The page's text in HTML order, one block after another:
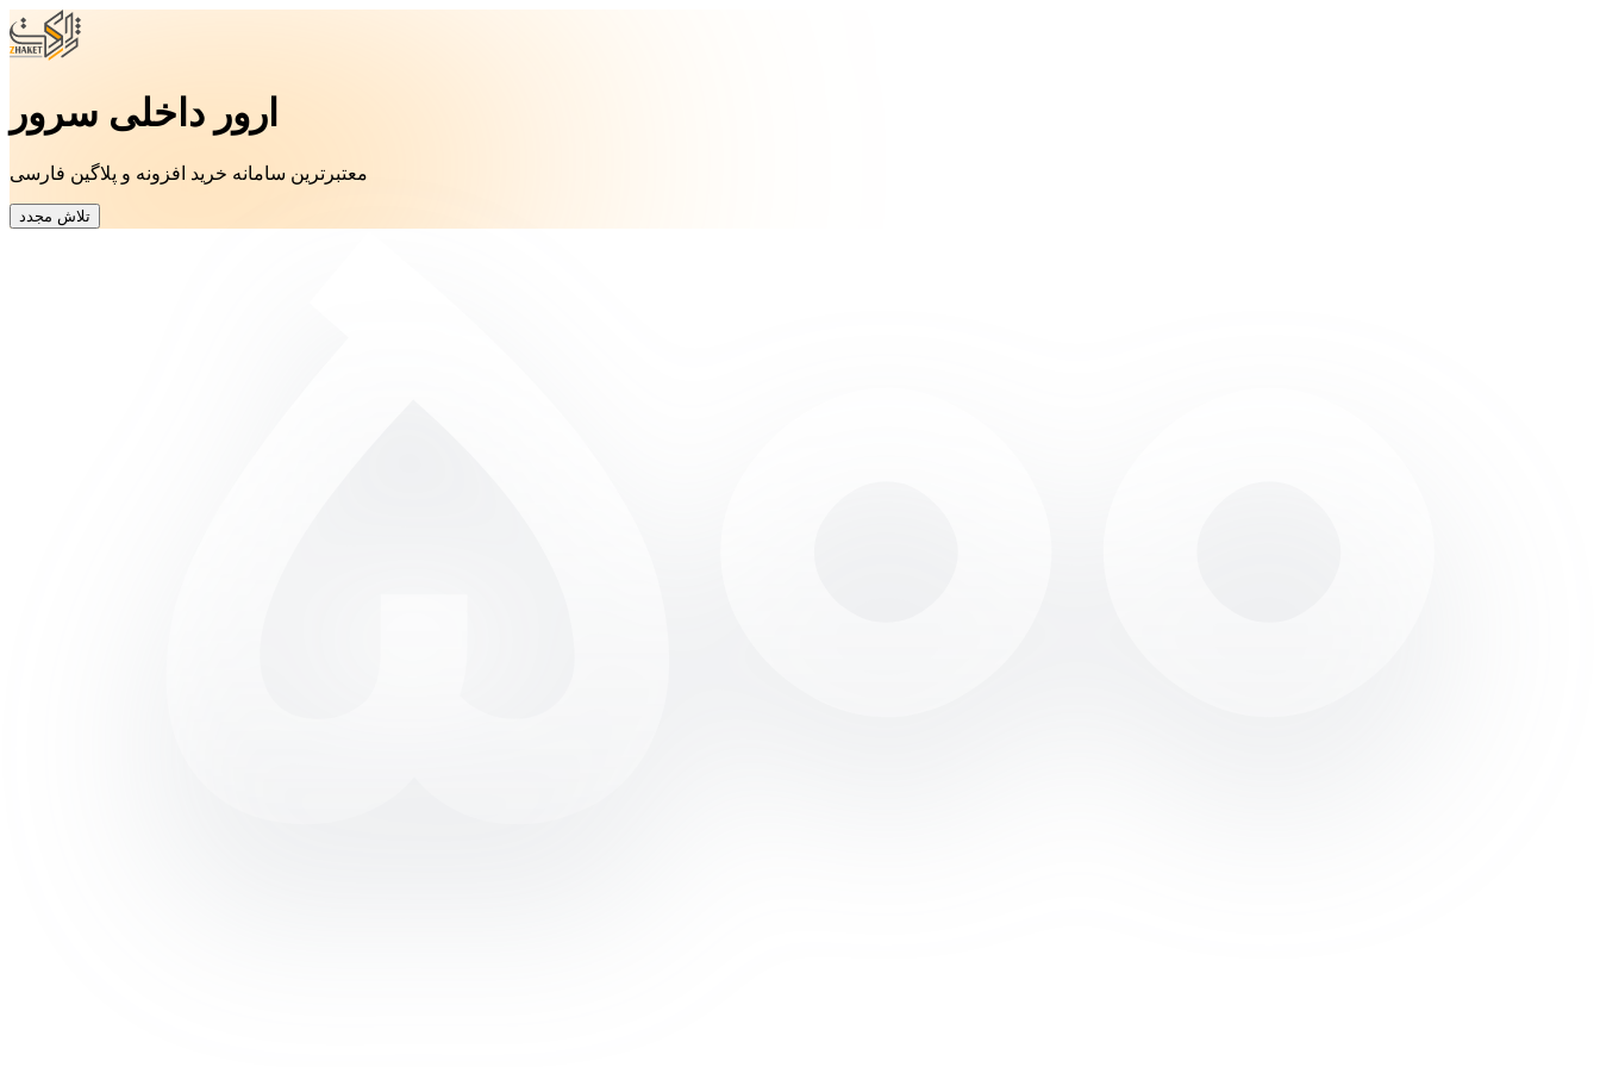
ارور داخلی سرور
معتبرترین سامانه خرید افزونه و پلاگین فارسی
تلاش مجدد